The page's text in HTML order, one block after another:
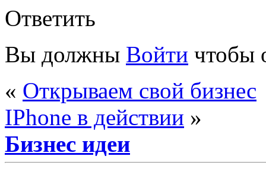
Ответить
Вы должны Войти чтобы
« Открываем свой бизнес
IPhone в действии »
Бизнес идеи